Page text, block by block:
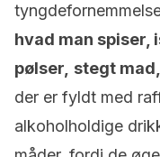
hvad man spiser,
pølser, stegt mad,
der er fyldt med
alkoholholdige